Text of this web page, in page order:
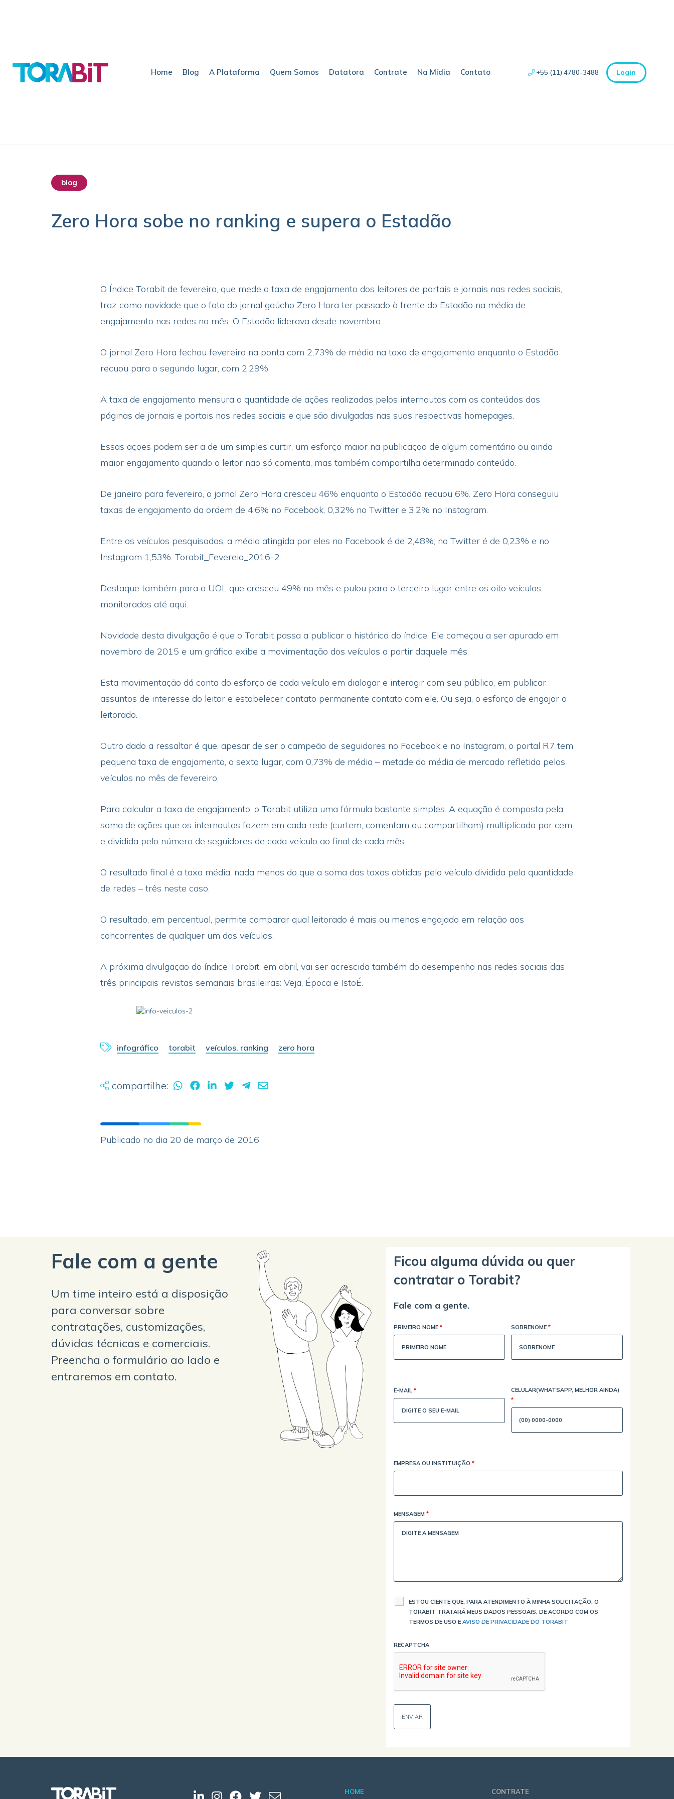
Home Blog A Plataforma Quem Somos Datatora Contrate Na Mídia Contato +55 (11) 4780-3488 Login
blog
Zero Hora sobe no ranking e supera o Estadão
O Índice Torabit de fevereiro, que mede a taxa de engajamento dos leitores de portais e jornais nas redes sociais,
traz como novidade que o fato do jornal gaúcho Zero Hora ter passado à frente do Estadão na média de
engajamento nas redes no mês. O Estadão liderava desde novembro.
O jornal Zero Hora fechou fevereiro na ponta com 2,73% de média na taxa de engajamento enquanto o Estadão
recuou para o segundo lugar, com 2,29%.
A taxa de engajamento mensura a quantidade de ações realizadas pelos internautas com os conteúdos das
páginas de jornais e portais nas redes sociais e que são divulgadas nas suas respectivas homepages.
Essas ações podem ser a de um simples curtir, um esforço maior na publicação de algum comentário ou ainda
maior engajamento quando o leitor não só comenta, mas também compartilha determinado conteúdo.
De janeiro para fevereiro, o jornal Zero Hora cresceu 46% enquanto o Estadão recuou 6%. Zero Hora conseguiu
taxas de engajamento da ordem de 4,6% no Facebook, 0,32% no Twitter e 3,2% no Instagram.
Entre os veículos pesquisados, a média atingida por eles no Facebook é de 2,48%; no Twitter é de 0,23% e no
Instagram 1,53%. Torabit_Fevereio_2016-2
Destaque também para o UOL que cresceu 49% no mês e pulou para o terceiro lugar entre os oito veículos
monitorados até aqui.
Novidade desta divulgação é que o Torabit passa a publicar o histórico do índice. Ele começou a ser apurado em
novembro de 2015 e um gráfico exibe a movimentação dos veículos a partir daquele mês.
Esta movimentação dá conta do esforço de cada veículo em dialogar e interagir com seu público, em publicar
assuntos de interesse do leitor e estabelecer contato permanente contato com ele. Ou seja, o esforço de engajar o
leitorado.
Outro dado a ressaltar é que, apesar de ser o campeão de seguidores no Facebook e no Instagram, o portal R7 tem
pequena taxa de engajamento, o sexto lugar, com 0,73% de média – metade da média de mercado refletida pelos
veículos no mês de fevereiro.
Para calcular a taxa de engajamento, o Torabit utiliza uma fórmula bastante simples. A equação é composta pela
soma de ações que os internautas fazem em cada rede (curtem, comentam ou compartilham) multiplicada por cem
e dividida pelo número de seguidores de cada veículo ao final de cada mês.
O resultado final é a taxa média, nada menos do que a soma das taxas obtidas pelo veículo dividida pela quantidade
de redes – três neste caso.
O resultado, em percentual, permite comparar qual leitorado é mais ou menos engajado em relação aos
concorrentes de qualquer um dos veículos.
A próxima divulgação do índice Torabit, em abril, vai ser acrescida também do desempenho nas redes sociais das
três principais revistas semanais brasileiras: Veja, Época e IstoÉ.
infográfico torabit veículos. ranking zero hora
compartilhe:
Publicado no dia 20 de março de 2016
Fale com a gente
Um time inteiro está a disposição
para conversar sobre
contratações, customizações,
dúvidas técnicas e comerciais.
Preencha o formulário ao lado e
entraremos em contato.
Ficou alguma dúvida ou quer
contratar o Torabit?
Fale com a gente.
PRIMEIRO NOME * SOBRENOME*
E-MAIL *
CELULAR(WHATSAPP, MELHOR AINDA)
*
EMPRESA OU INSTITUIÇÃO *
MENSAGEM *
ESTOU CIENTE QUE, PARA ATENDIMENTO À MINHA SOLICITAÇÃO, O
TORABIT TRATARÁ MEUS DADOS PESSOAIS, DE ACORDO COM OS
TERMOS DE USO E AVISO DE PRIVACIDADE DO TORABIT
RECAPTCHA
HOME CONTRATE